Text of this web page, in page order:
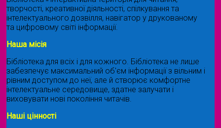
творчості, креативної діяльності, спілкування та
інтелектуального дозвілля, навігатор у друкованому
та цифровому світі інформації.
Наша місія
Бібліотека для всіх і для кожного. Бібліотека не лише
забезпечує максимальний об'єм інформації з вільним і
рівним доступом до неї, але й створює комфортне
інтелектуальне середовище, здатне залучати і
виховувати нові покоління читачів.
Наші цінності